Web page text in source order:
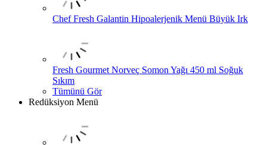
Chef Fresh Galantin Hipoalerjenik Menü Büyük Irk
Fresh Gourmet Norveç Somon Yağı 450 ml Soğuk
Sıkım
Tümünü Gör
Redüksiyon Menü